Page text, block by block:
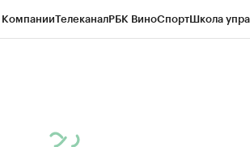
КомпанииТелеканалРБК ВиноСпортШкола